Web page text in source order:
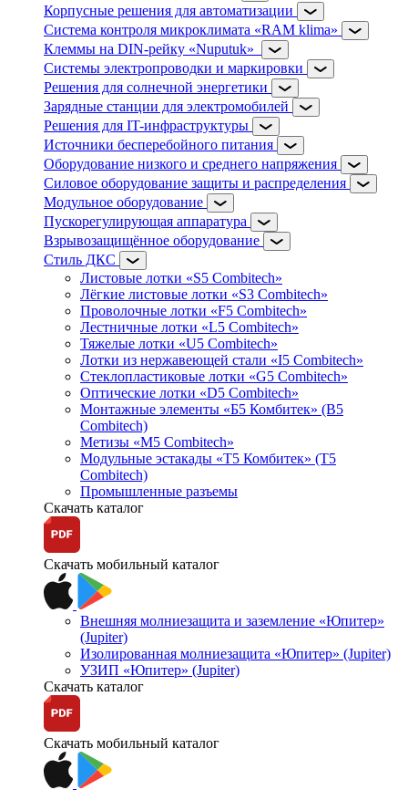
Корпусные решения для автоматизации
Система контроля микроклимата «RAM klima»
Клеммы на DIN-рейку «Nuputuk»
Системы электропроводки и маркировки
Решения для солнечной энергетики
Зарядные станции для электромобилей
Решения для IT-инфраструктуры
Источники бесперебойного питания
Оборудование низкого и среднего напряжения
Силовое оборудование защиты и распределения
Модульное оборудование
Пускорегулирующая аппаратура
Взрывозащищённое оборудование
Стиль ДКС
Листовые лотки «S5 Combitech»
Лёгкие листовые лотки «S3 Combitech»
Проволочные лотки «F5 Combitech»
Лестничные лотки «L5 Combitech»
Тяжелые лотки «U5 Combitech»
Лотки из нержавеющей стали «I5 Combitech»
Стеклопластиковые лотки «G5 Combitech»
Оптические лотки «D5 Combitech»
Монтажные элементы «Б5 Комбитек» (B5
Combitech)
Метизы «M5 Combitech»
Модульные эстакады «Т5 Комбитек» (T5
Combitech)
Промышленные разъемы
Скачать каталог
Скачать мобильный каталог
Внешняя молниезащита и заземление «Юпитер»
(Jupiter)
Изолированная молниезащита «Юпитер» (Jupiter)
УЗИП «Юпитер» (Jupiter)
Скачать каталог
Скачать мобильный каталог